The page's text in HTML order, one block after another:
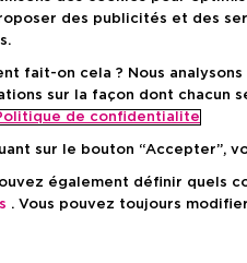
des publicités et des
fait-on cela ? Nous
sur la façon dont chacun
de confidentialite
sur le bouton “Accepter”,
également définir quels
. Vous pouvez toujours